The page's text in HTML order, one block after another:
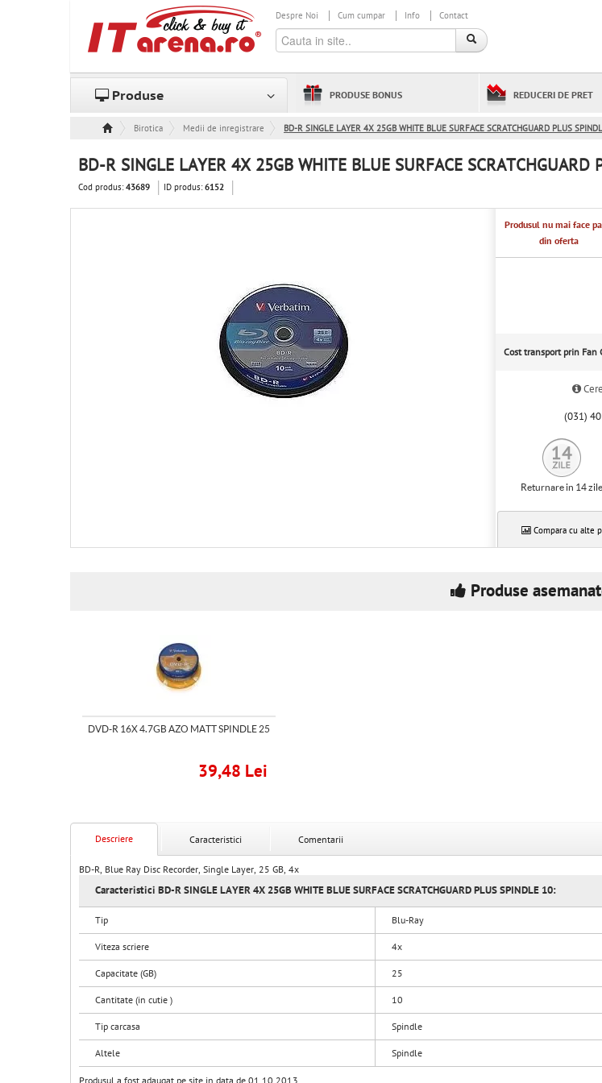
Despre Noi Cum cumpar Info Contact
Produse PRODUSE BONUS REDUCERI DE PRET
Birotica Medii de inregistrare - CD, DVD, FDD blankBD-R SINGLE LAYER 4X 25GB WHITE BLUE SURFACE SCRATCHGUARD PLUS
BD-R SINGLE LAYER 4X 25GB WHITE BLUE SURFACE SCRATCHGUARD
Cod produs:43689 ID produs:6152
Produsul nu mai face
din oferta
Cost transport prin Fan
(031)
Returnare in 14 zile
Compara cu alte
Produse
DVD-R 16X 4.7GB AZO MATT SPINDLE 25
39,48 Lei
Descriere Caracteristici Comentarii
BD-R, Blue Ray Disc Recorder, Single Layer, 25 GB, 4x
Caracteristici BD-R SINGLE LAYER 4X 25GB WHITE BLUE SURFACE SCRATCHGUARD PLUS SPINDLE 10:
Tip Blu-Ray
Viteza scriere 4x
Capacitate (GB) 25
Cantitate (in cutie ) 10
Tip carcasa Spindle
Altele Spindle
Produsul a fost adaugat pe site in data de 01.10.2013